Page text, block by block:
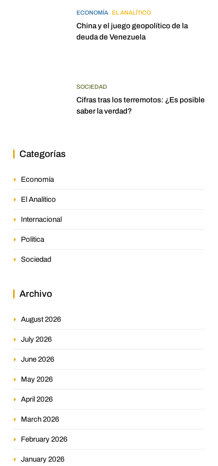
ECONOMÍA EL ANALÍTICO
China y el juego geopolítico de la
deuda de Venezuela
SOCIEDAD
Cifras tras los terremotos: ¿Es posible
saber la verdad?
Categorías
Economía
El Analítico
Internacional
Política
Sociedad
Archivo
August 2026
July 2026
June 2026
May 2026
April 2026
March 2026
February 2026
January 2026